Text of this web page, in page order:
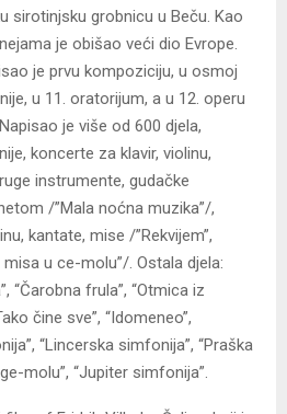
sirotinjsku grobnicu u Beču. Kao
je obišao veći dio Evrope.
je prvu kompoziciju, u osmoj
u 11. oratorijum, a u 12. operu
je više od 600 djela,
koncerte za klavir, violinu,
instrumente, gudačke
/”Mala noćna muzika”/,
kantate, mise /”Rekvijem”,
misa u ce-molu”/. Ostala djela:
“Čarobna frula”, “Otmica iz
čine sve”, “Idomeneo”,
“Lincerska simfonija”, “Praška
molu”, “Jupiter simfonija”.